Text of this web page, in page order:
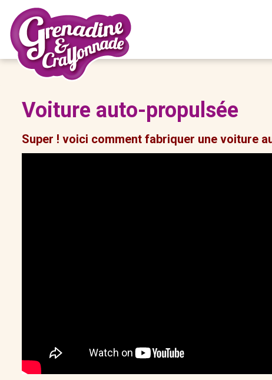
Voiture auto-propulsée
Super ! voici comment fabriquer une voiture